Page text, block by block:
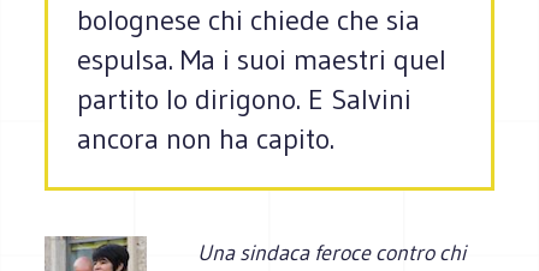
bolognese chi chiede che sia
espulsa. Ma i suoi maestri quel
partito lo dirigono. E Salvini
ancora non ha capito.
Una sindaca feroce contro chi